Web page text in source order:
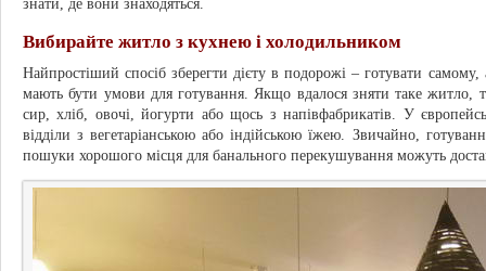
знати, де вони знаходяться.
Вибирайте житло з кухнею і холодильником
Найпростіший спосіб зберегти дієту в подорожі – готувати самому,
мають бути умови для готування. Якщо вдалося зняти таке житло,
сир, хліб, овочі, йогурти або щось з напівфабрикатів. У
відділи з вегетаріанською або індійською їжею. Звичайно,
пошуки хорошого місця для банального перекушування можуть